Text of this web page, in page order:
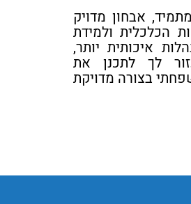
אבחון מדויק
הכלכלית ולמידת
איכותית יותר,
לך לתכנן את
בצורה מדויקת